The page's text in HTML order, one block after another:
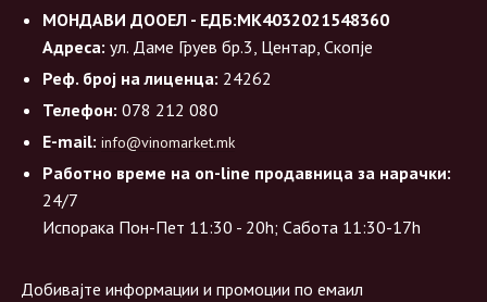
МОНДАВИ ДООЕЛ - ЕДБ:МК4032021548360
Адреса: ул. Даме Груев бр.3, Центар, Скопје
Реф. број на лиценца: 24262
Телефон: 078 212 080
E-mail: info@vinomarket.mk
Работно време на on-line продавница за нарачки:
24/7
Испорака Пон-Пет 11:30 - 20h; Сабота 11:30-17h
Добивајте информации и промоции по емаил